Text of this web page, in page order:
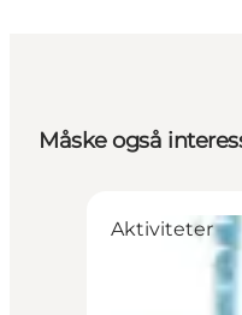
Måske også
Aktiviteter